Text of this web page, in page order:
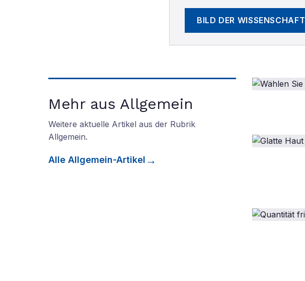
BILD DER WISSENSCHAFT
Mehr aus Allgemein
Weitere aktuelle Artikel aus der Rubrik
Allgemein.
Alle Allgemein-Artikel